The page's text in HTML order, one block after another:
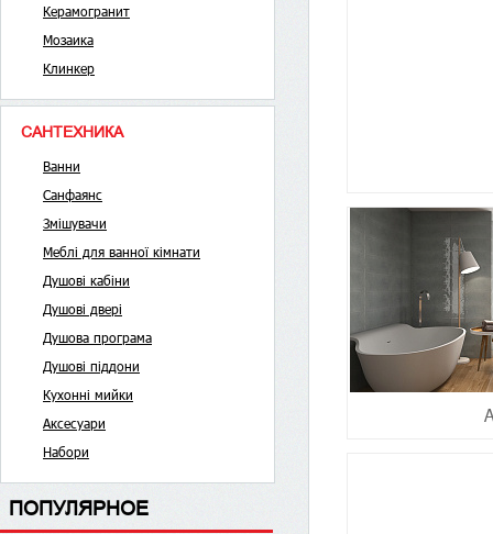
Керамогранит
Мозаика
Клинкер
САНТЕХНИКА
Ванни
Санфаянс
Змішувачи
Меблі для ванної кімнати
Душові кабіни
Душові двері
Душова програма
Душові піддони
Кухонні мийки
Аксесуари
Набори
ПОПУЛЯРНОЕ